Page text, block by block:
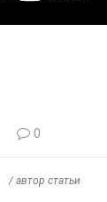
0
/ автор статьи